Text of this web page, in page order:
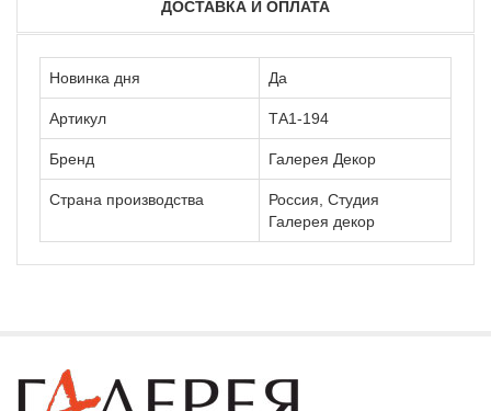
ДОСТАВКА И ОПЛАТА
Новинка дня Да
Артикул ТА1-194
Бренд Галерея Декор
Страна производства
Россия, Студия
Галерея декор